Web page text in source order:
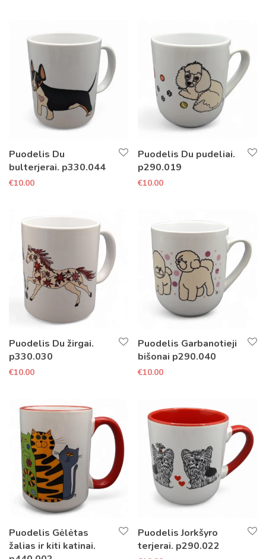
Puodelis Du
bulterjerai. p330.044
€10.00
Puodelis Du pudeliai.
p290.019
€10.00
Puodelis Du žirgai.
p330.030
€10.00
Puodelis Garbanotieji
bišonai p290.040
€10.00
Puodelis Gėlėtas
žalias ir kiti katinai.
Puodelis Jorkšyro
terjerai. p290.022